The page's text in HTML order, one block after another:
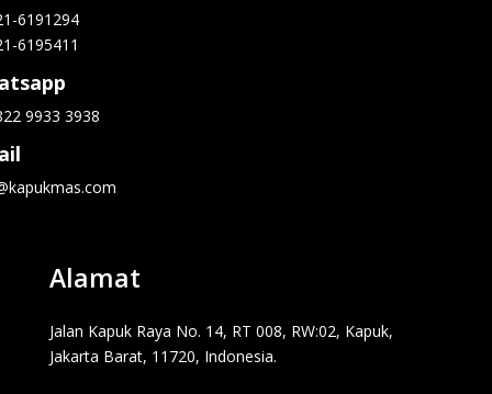
6191294
6195411
9933 3938
Alamat
Jalan Kapuk Raya No. 14, RT 008, RW:02, Kapuk,
Jakarta Barat, 11720, Indonesia.